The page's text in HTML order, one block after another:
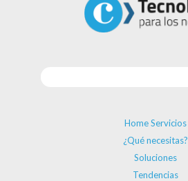
Home Servicios
¿Qué necesitas?
Soluciones
Tendencias